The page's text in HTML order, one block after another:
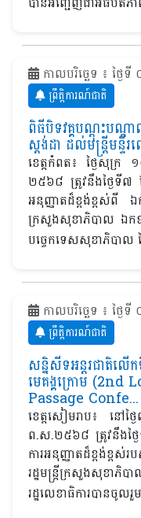
កាលបរិច្ឆេទ ៖ ថ្ងៃ
ព្រឹត្តិការណ៍ជាតិ
ពិធីបិទវគ្គបណ្តុះបណ្ត
ស្តង់ដា ដល់មន្ត្រីមន្ទីរ
ខេត្តកំពត៖ ថ្ងៃសុក្
២៥៦៨ ត្រូវនឹងថ្ងៃទី៧
អនុញ្ញាតដ៏ខ្ពង់ខ្ពស់ពី ឯ
ក្រសួងសុខាភិបាល ឯកឧ
បច្ចេកទេសសុខាភិបាល
កាលបរិច្ឆេទ ៖ ថ្ងៃ
ព្រឹត្តិការណ៍ជាតិ
សន្និសីទអន្តរជាតិលើ
មេគង្គក្រោម
Passage Confe...
ខេត្ត​សៀមរាប៖ នៅ
ព.ស.២៥៦៨ ត្រូវនឹងថ្ង
ការអនុញ្ញាតដ៏ខ្ពង់ខ្ព
រដ្ឋមន្រ្តីក្រសួងសុខាភិ
រដ្ឋលេខាធិការបានចូល​រួ